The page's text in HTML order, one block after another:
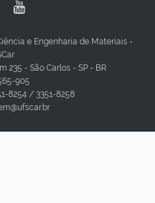
e Engenharia de Materiais -
235 - São Carlos - SP - BR
905
8254 / 3351-8258